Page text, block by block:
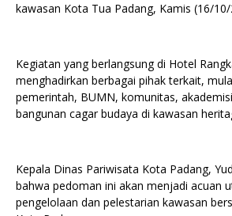
kawasan Kota Tua Padang, Kamis (16/10/
Kegiatan yang berlangsung di Hotel
menghadirkan berbagai pihak terkait,
pemerintah, BUMN, komunitas,
bangunan cagar budaya di kawasan
Kepala Dinas Pariwisata Kota Padang,
bahwa pedoman ini akan menjadi acuan
pengelolaan dan pelestarian kawasan